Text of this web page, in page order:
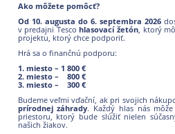
Ako môžete pomôcť?
Od 10. augusta do 6. septembra 2026
v predajni Tescohlasovací žetón, ktorý
projektu, ktorý chce podporiť.
Hrá sa o finančnú podporu:
1. miesto – 1 800 €
2. miesto – 800 €
3. miesto – 300 €
Budeme veľmi vďační, ak pri svojich
prírodnej záhrady. Každý hlas nás
priestoru, ktorý bude slúžiť nielen
našich žiakov.